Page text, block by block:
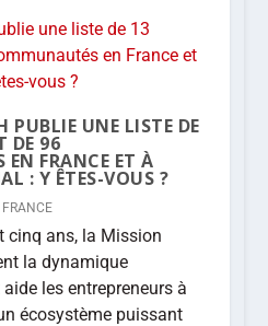
PUBLIE UNE LISTE DE
DE 96
FRANCE ET À
: Y ÊTES-VOUS ?
FRANCE
cinq ans, la Mission
la dynamique
les entrepreneurs à
écosystème puissant